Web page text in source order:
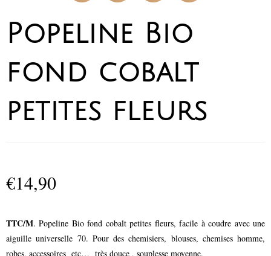
Popeline Bio
fond cobalt
petites fleurs
€14,90
TTC/M. Popeline Bio fond cobalt petites fleurs, facile à coudre avec une
aiguille universelle 70. Pour des chemisiers, blouses, chemises homme,
robes, accessoires etc… très douce , souplesse moyenne.